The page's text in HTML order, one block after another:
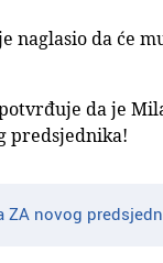
da će
da je
predsjednika!
ZA novog